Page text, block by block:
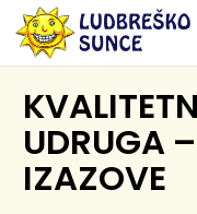
UDRUGA
IZAZOVE